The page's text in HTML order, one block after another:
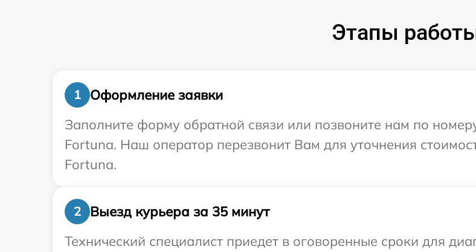
Этапы
1
Оформление заявки
Заполните форму обратной связи или позвоните нам по
Fortuna. Наш оператор перезвонит Вам для уточнения
Fortuna.
2
Выезд курьера за 35 минут
Технический специалист приедет в оговоренные сроки для